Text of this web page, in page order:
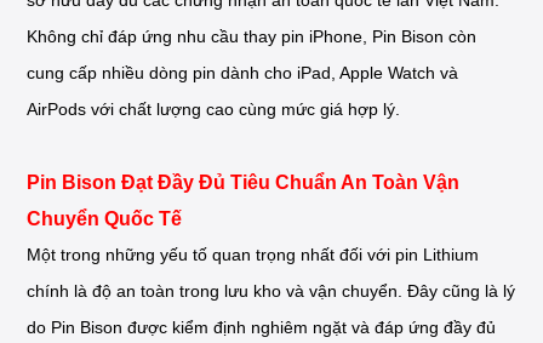
Không chỉ đáp ứng nhu cầu thay pin iPhone, Pin Bison còn
cung cấp nhiều dòng pin dành cho iPad, Apple Watch và
AirPods với chất lượng cao cùng mức giá hợp lý.
Pin Bison Đạt Đầy Đủ Tiêu Chuẩn An Toàn Vận
Chuyển Quốc Tế
Một trong những yếu tố quan trọng nhất đối với pin Lithium
chính là độ an toàn trong lưu kho và vận chuyển. Đây cũng là lý
do Pin Bison được kiểm định nghiêm ngặt và đáp ứng đầy đủ